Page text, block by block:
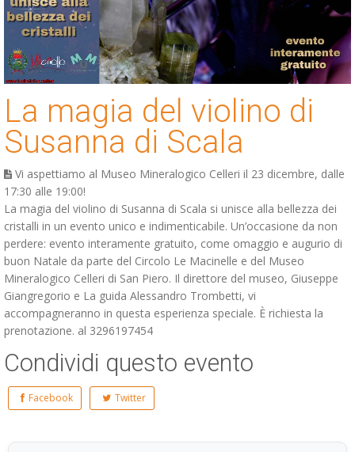
La magia del violino di
Susanna di Scala
Vi aspettiamo al Museo Mineralogico Celleri il 23 dicembre, dalle
17:30 alle 19:00!
La magia del violino di Susanna di Scala si unisce alla bellezza dei
cristalli in un evento unico e indimenticabile. Un’occasione da non
perdere: evento interamente gratuito, come omaggio e augurio di
buon Natale da parte del Circolo Le Macinelle e del Museo
Mineralogico Celleri di San Piero. Il direttore del museo, Giuseppe
Giangregorio e La guida Alessandro Trombetti, vi
accompagneranno in questa esperienza speciale. È richiesta la
prenotazione. al 3296197454
Condividi questo evento
Facebook Twitter